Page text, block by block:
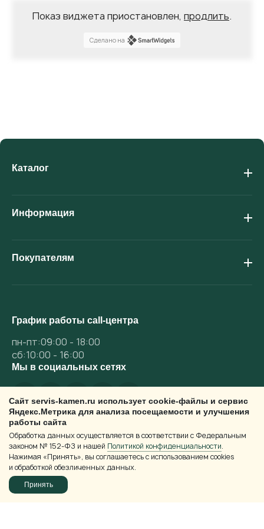
Показ виджета приостановлен, продлить.
Сделано на
Каталог
Информация
Покупателям
График работы call-центра
пн-пт:09:00 - 18:00
сб:10:00 - 16:00
Мы в социальных сетях
Каталог
Сайт servis-kamen.ru использует cookie-файлы и сервис
Яндекс.Метрика для анализа посещаемости и улучшения
работы сайта
Обработка данных осуществляется в соответствии с Федеральным
законом № 152-ФЗ и нашей Политикой конфиденциальности.
Нажимая «Принять», вы соглашаетесь с использованием cookies
и обработкой обезличенных данных.
Принять